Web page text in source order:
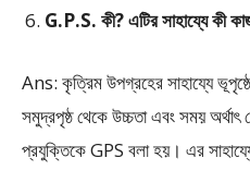
G.P.S. কী? এটির সাহায্যে কী
Ans: কৃত্রিম উপগ্রহের সাহায্যে
সমুদ্রপৃষ্ঠ থেকে উচ্চতা এবং সময়
প্রযুক্তিকে GPS বলা হয়। এর